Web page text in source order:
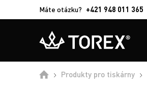
Máte otázku? +421 948 011 365
Produkty pro tiskárny